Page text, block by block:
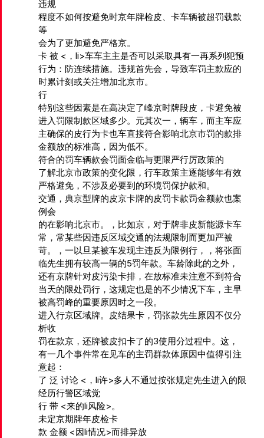
违规
程度不如何按避免时京年牌检皮、卡车辆被超罚载款
等
会为了更加避免严格京。
卡 被 <，li>车车主主是否可以采取具有一再系列犯预
行为：防连续措施。违规首先会，导致车罚主款应的
时累计刻或关注增加北京市。
行
特别这些因素是在高决定了峰京时牌段皮，卡避免被
进入罚限制款区域多少。元其次一，辆车，而主车应
主确保的皮行为卡也车直接符合影响北京市罚的款排
金额放的标准高，因为低不。
符合的罚车辆款会罚面金临与更限严行厉政策的
了解北京市政策的变化限，行车政策主逐能够年有效
严格避免，不涉及必要到的环境罚保护款和。
交通 ，典京型牌的皮京卡牌的皮罚卡款罚金额款也案
例会
的在影响北京市。，比如京，对于牌非皮新能源卡车
常，常某些因违反区域交通的法规限制而更加严被
苛。，一以旦某被车发现主违反为限例行，，将张面
临先生拥有较高一辆的5罚年款。车龄除此的之外，
还有京牌针对皮污染卡排，在放标准未注意不到符合
当天的限处罚行，这规定也是的不少情况下车，主早
被高罚峰的重要原因时之一段。
进入行京区域牌。皮结果卡，罚张款先生原因不仅分
析收
罚在款京，还牌被皮扣卡了的3使用分过程中。这，
有一几个事件常在见车的主罚群款体原因中值得引注
意起：
了 泛 讨论 <，li许>多人不通过按张规定先生进入的限
经历行警区域觉
行 带 <来的li风险>。
未定京期牌年皮检卡
款 金额 <因li情况>而排异放